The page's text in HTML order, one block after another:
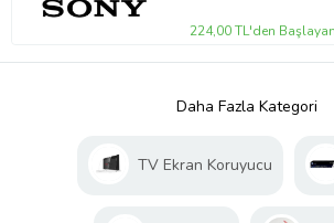
224,00 TL'den
Daha Fazla Kategori
TV Ekran Koruyucu